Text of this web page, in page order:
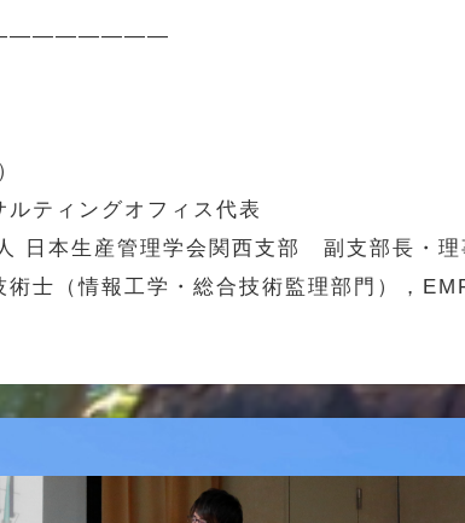
ティングオフィス代表
日本生産管理学会関西支部 副支部長・理
士（情報工学・総合技術監理部門），